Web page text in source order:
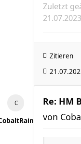
Zuletzt
Zitieren
Re: HM
von